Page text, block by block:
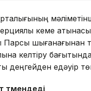
кеме
Парсы шығанағынан
келтіру
деңгейден едәуір
төмендеді